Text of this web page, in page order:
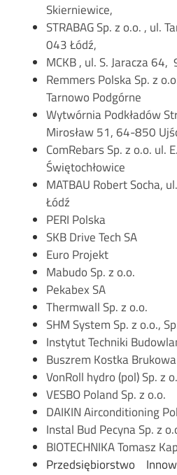
Skierniewice,
STRABAG Sp. z o.o. , ul.
043 Łódź,
MCKB , ul. S. Jaracza 64,
Remmers Polska Sp. z
Tarnowo Podgórne
Wytwórnia Podkładów
Mirosław 51, 64-850
ComRebars Sp. z o.o. ul.
Świętochłowice
MATBAU Robert Socha,
Łódź
PERI Polska
SKB Drive Tech SA
Euro Projekt
Mabudo Sp. z o.o.
Pekabex SA
Thermwall Sp. z o.o.
SHM System Sp. z o.o.,
Instytut Techniki
Buszrem Kostka
VonRoll hydro (pol) Sp. z
VESBO Poland Sp. z o.o.
DAIKIN Airconditioning
Instal Bud Pecyna Sp. z
BIOTECHNIKA Tomasz
Przedsiębiorstwo